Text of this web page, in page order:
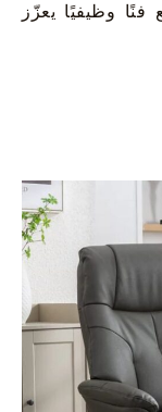
وظيفيًا يعزّز